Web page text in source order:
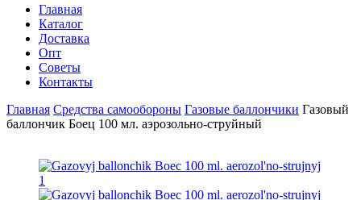
Главная
Каталог
Доставка
Опт
Советы
Контакты
Главная Средства самообороны Газовые баллончики Газовый
баллончик Боец 100 мл. аэрозольно-струйный